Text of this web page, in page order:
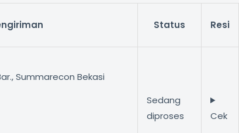
Status Resi
Summarecon Bekasi
Sedang
diproses
Cek